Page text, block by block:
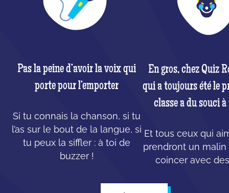
Pas la peine d’avoir la voix qui
porte pour l’emporter
Si tu connais la chanson, si tu
l’as sur le bout de la langue, si
tu peux la siffler : à toi de
buzzer !
En gros, chez Quiz
qui a toujours été le
classe a du souci
Et tous ceux qui
prendront un malin
coincer avec